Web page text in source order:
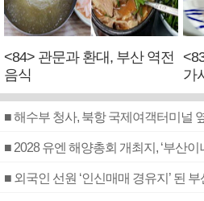
<84> 관문과 환대, 부산 역전
음식
가
■ 해수부 청사, 북항 국제여객터미널
■ 2028 유엔 해양총회 개최지, ‘부산이
■ 외국인 선원 ‘인신매매 경유지’ 된